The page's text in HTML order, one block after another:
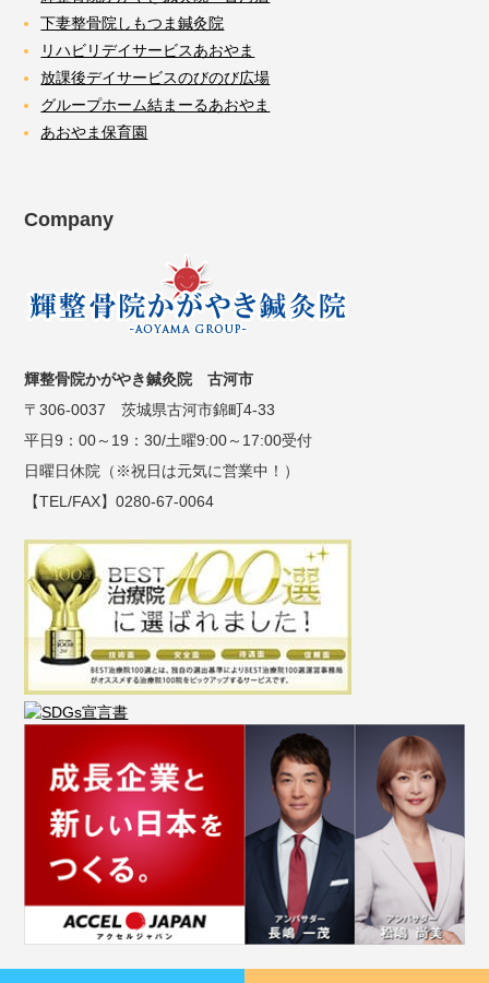
下妻整骨院しもつま鍼灸院
リハビリデイサービスあおやま
放課後デイサービスのびのび広場
グループホーム結まーるあおやま
あおやま保育園
Company
輝整骨院かがやき鍼灸院 古河市
〒306-0037 茨城県古河市錦町4-33
平日9：00～19：30/土曜9:00～17:00受付
日曜日休院（※祝日は元気に営業中！）
【TEL/FAX】0280-67-0064